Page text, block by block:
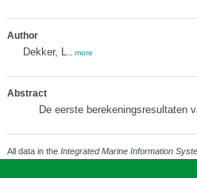
Author
Dekker, L. more
Abstract
De eerste berekeningsresultaten
All data in the Integrated Marine Information